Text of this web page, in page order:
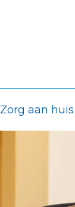
Zorg aan huis